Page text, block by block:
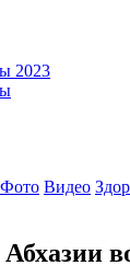
2023
Фото Видео